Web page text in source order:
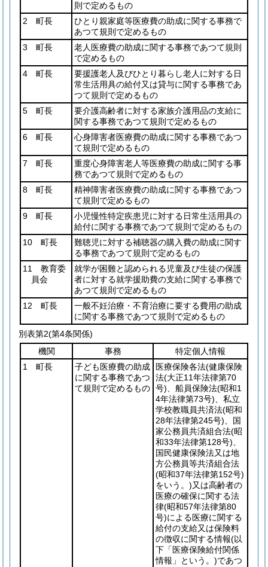
則で定めるもの
2 町長
ひとり親家庭等医療費の助成に関する事務で
あつて規則で定めるもの
3 町長
老人医療費の助成に関する事務であつて規則
で定めるもの
4 町長
要援護老人及びひとり暮らし老人に対する日
常生活用具の給付又は貸与に関する事務であ
つて規則で定めるもの
5 町長
要介護高齢者に対する家族介護用品の支給に
関する事務であつて規則で定めるもの
6 町長
心身障害者医療費の助成に関する事務であつ
て規則で定めるもの
7 町長
重度心身障害老人等医療費の助成に関する事
務であつて規則で定めるもの
8 町長
精神障害者医療費の助成に関する事務であつ
て規則で定めるもの
9 町長
小児慢性特定疾患児に対する日常生活用具の
給付に関する事務であつて規則で定めるもの
10 町長
難聴児に対する補聴器の購入費の助成に関す
る事務であつて規則で定めるもの
11 教育委
員会
就学が困難と認められる児童及び生徒の保護
者に対する就学援助費の支給に関する事務で
あつて規則で定めるもの
12 町長
一般不妊治療・不育治療に要する費用の助成
に関する事務であつて規則で定めるもの
別表第2(第4条関係)
機関
事務
特定個人情報
1 町長
子ども医療費の助成
に関する事務であつ
て規則で定めるもの
医療保険各法(健康保険
法(大正11年法律第70
号) 、船員保険法(昭和1
4年法律第73号) 、私立
学校教職員共済法(昭和
28年法律第245号) 、国
家公務員共済組合法(昭
和33年法律第128号)
国民健康保険法又は地
方公務員等共済組合法
(昭和37年法律第152号)
をいう。)又は高齢者の
医療の確保に関する法
律(昭和57年法律第80
号)による医療に関する
給付の支給又は保険料
の徴収に関する情報(以
下「医療保険給付関係
情報」という。)であつ